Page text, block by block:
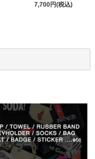
7,700円(税込)